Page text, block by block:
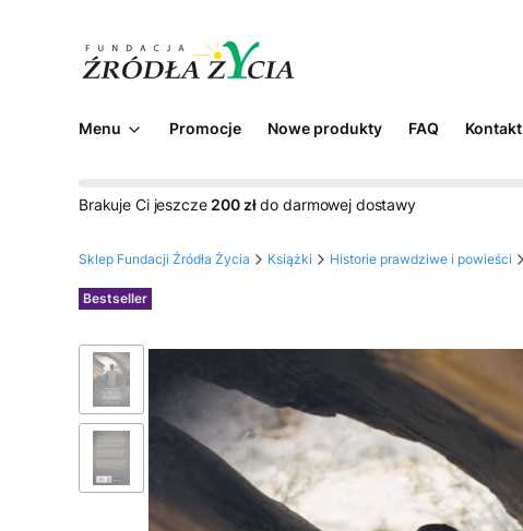
Menu Promocje Nowe produkty FAQ Kontakt
Brakuje Ci jeszcze 200 złdo darmowej dostawy
Sklep Fundacji Źródła Życia Książki Historie prawdziwe i powieści
Etykiety
Bestseller